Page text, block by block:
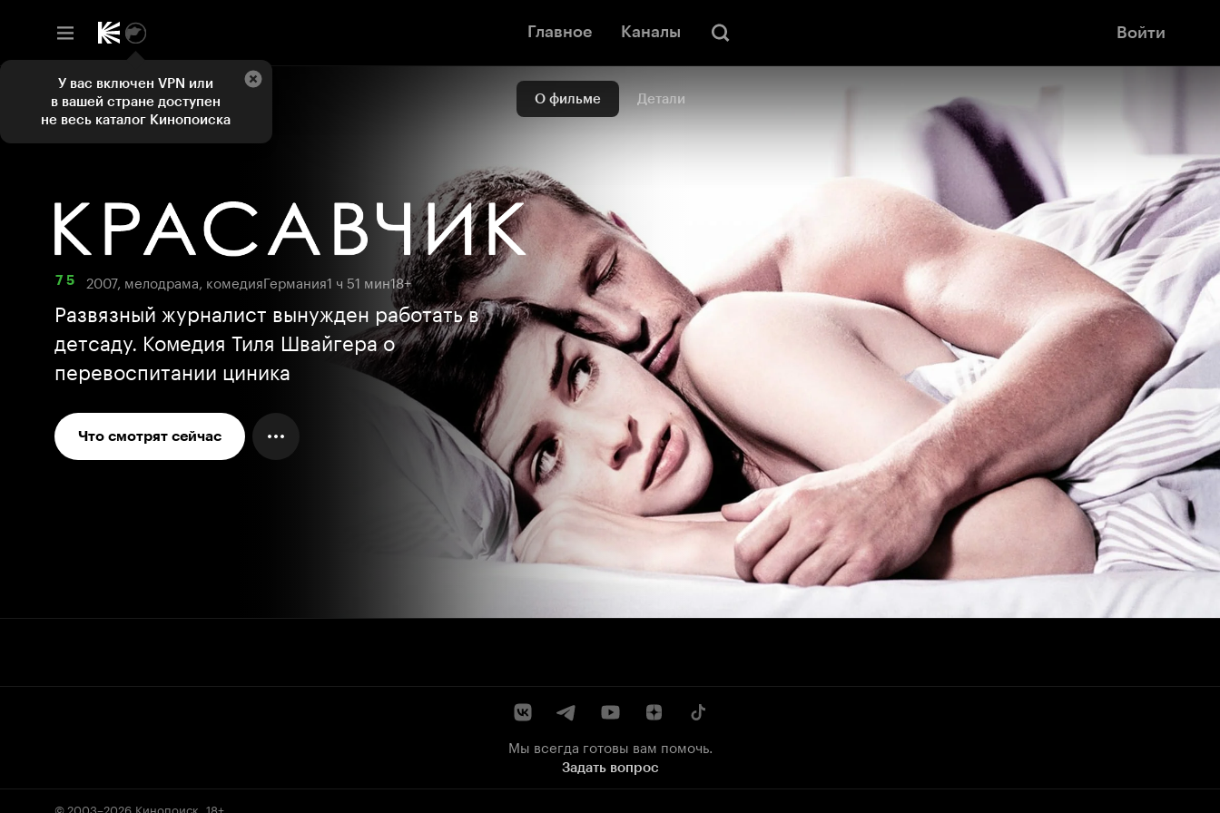
Главное Каналы Войти
О фильме Детали
7 5 2007, мелодрама, комедияГермания1 ч 51 мин18+
Развязный журналист вынужден работать в
детсаду. Комедия Тиля Швайгера о
перевоспитании циника
Что смотрят сейчас
Мы всегда готовы вам помочь.
Задать вопрос
© 2003–2026 Кинопоиск 18+
У вас включен VPN или
в вашей стране доступен
не весь каталог Кинопоиска